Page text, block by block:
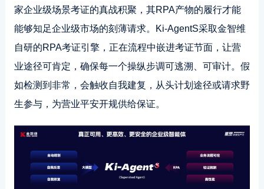
家企业级场景考证的真战积聚，其RPA产物的履行才能
能够知足企业级市场的刻薄请求。Ki-AgentS采取金智维
自研的RPA考证引擎，正在流程中嵌进考证节面，让营
业途径可肯定，确保每一个操纵步调可逃溯、可审计。假
如检测到非常，会触收自我建复，从头计划途径或请求野
生参与，为营业平安开规供给保证。